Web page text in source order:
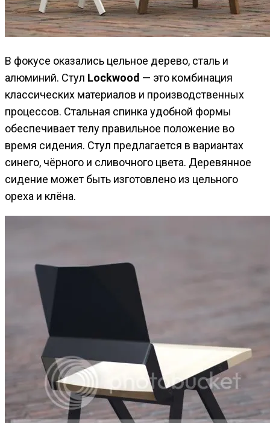
В фокусе оказались цельное дерево, сталь и
алюминий. Стул Lockwood — это комбинация
классических материалов и производственных
процессов. Стальная спинка удобной формы
обеспечивает телу правильное положение во
время сидения. Стул предлагается в вариантах
синего, чёрного и сливочного цвета. Деревянное
сидение может быть изготовлено из цельного
ореха и клёна.